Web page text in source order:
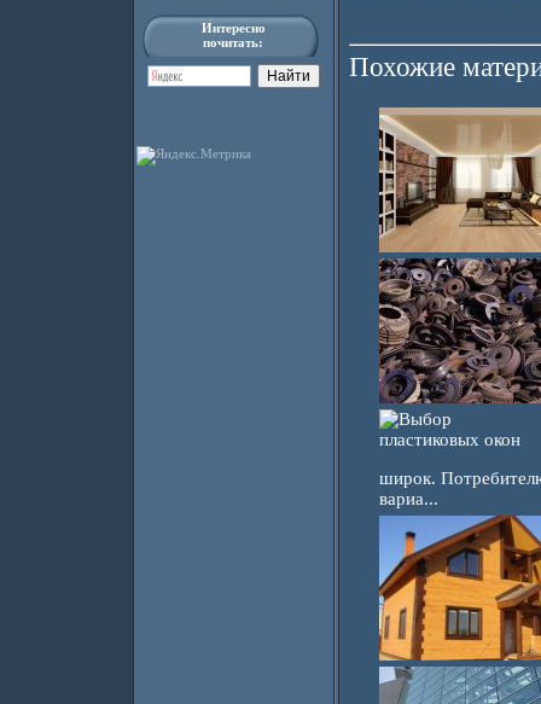
Интересно
почитать:
Похожие
широк.
вариа...